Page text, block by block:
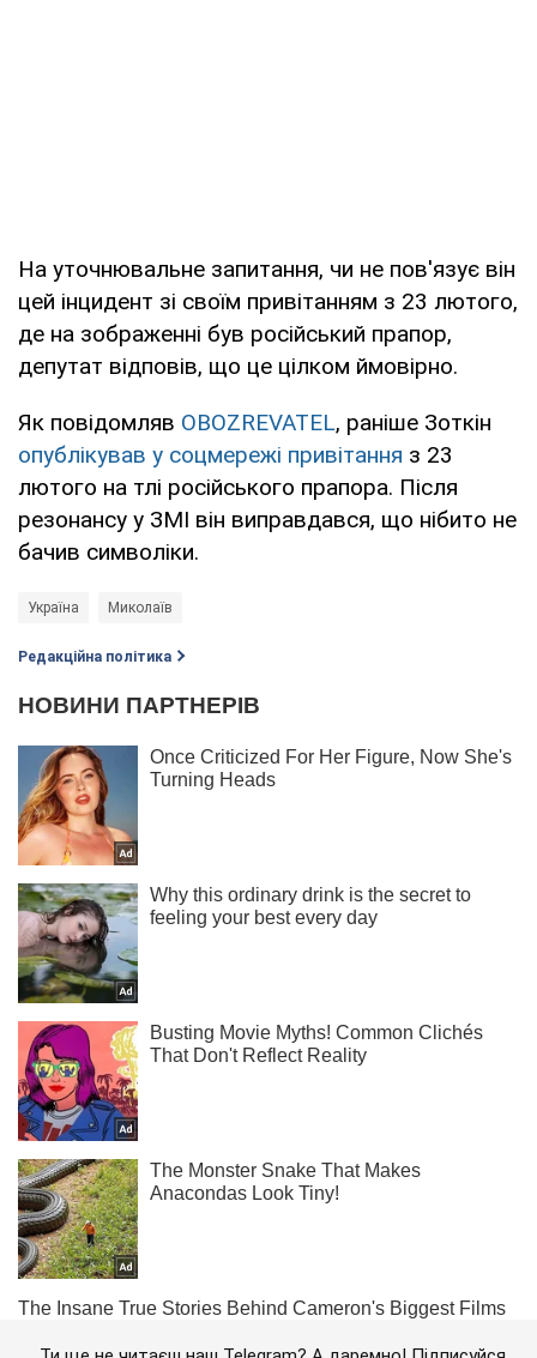
На уточнювальне запитання, чи не пов'язує він
цей інцидент зі своїм привітанням з 23 лютого,
де на зображенні був російський прапор,
депутат відповів, що це цілком ймовірно.
Як повідомляв OBOZREVATEL, раніше Зоткін
опублікував у соцмережі привітання з 23
лютого на тлі російського прапора. Після
резонансу у ЗМІ він виправдався, що нібито не
бачив символіки.
Україна Миколаїв
Редакційна політика